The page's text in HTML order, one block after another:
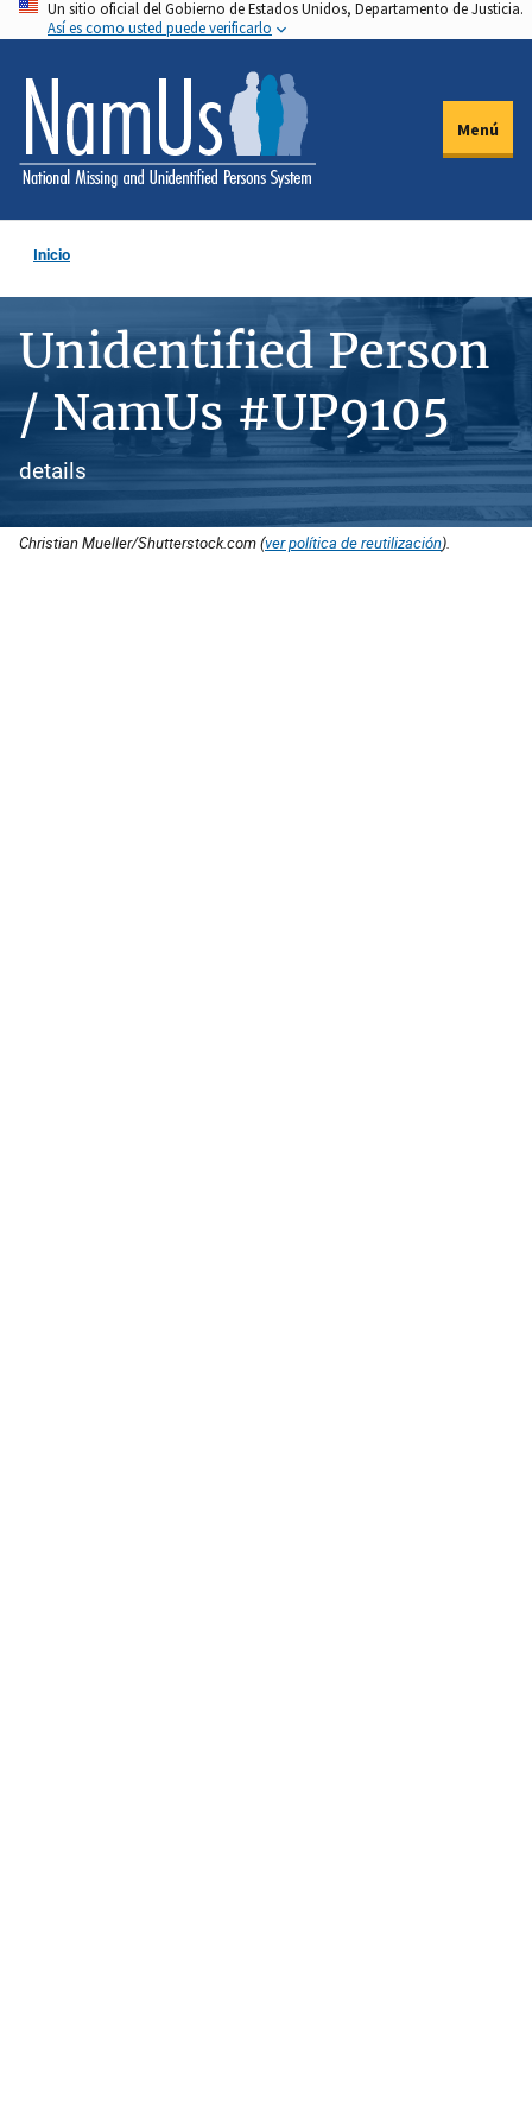
Pasar
al
contenido
principal
Un sitio oficial del Gobierno de Estados Unidos, Departamento de Justicia.
Así es como usted puede verificarlo
Menú
Inicio
Unidentified Person
/ NamUs #UP9105
details
Christian Mueller/Shutterstock.com (ver política de reutilización).